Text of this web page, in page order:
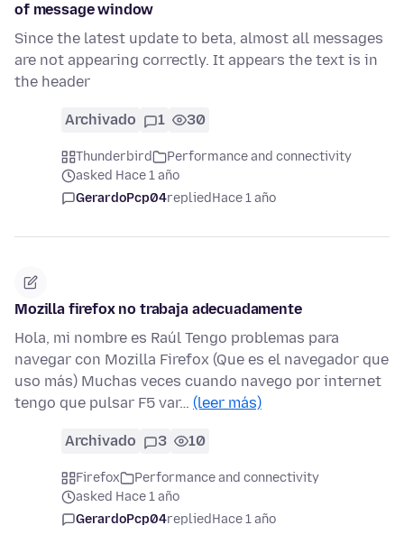
of message window
Since the latest update to beta, almost all messages
are not appearing correctly. It appears the text is in
the header
Archivado 1 30
Thunderbird
Performance and connectivity
asked Hace 1 año
GerardoPcp04repliedHace 1 año
Mozilla firefox no trabaja adecuadamente
Hola, mi nombre es Raúl Tengo problemas para
navegar con Mozilla Firefox (Que es el navegador que
uso más) Muchas veces cuando navego por internet
tengo que pulsar F5 var… (leer más)
Archivado 3 10
Firefox
Performance and connectivity
asked Hace 1 año
GerardoPcp04repliedHace 1 año